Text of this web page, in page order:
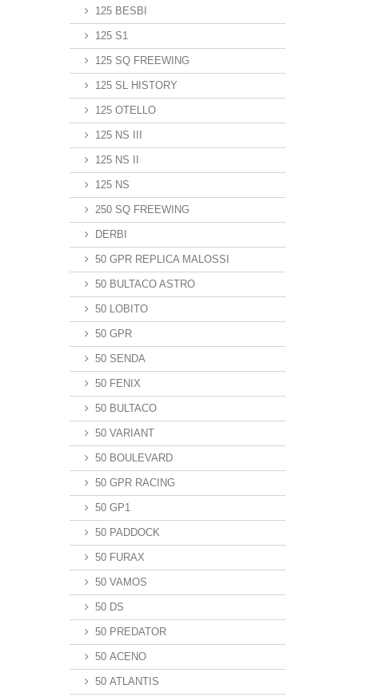
125 BESBI
125 S1
125 SQ FREEWING
125 SL HISTORY
125 OTELLO
125 NS III
125 NS II
125 NS
250 SQ FREEWING
DERBI
50 GPR REPLICA MALOSSI
50 BULTACO ASTRO
50 LOBITO
50 GPR
50 SENDA
50 FENIX
50 BULTACO
50 VARIANT
50 BOULEVARD
50 GPR RACING
50 GP1
50 PADDOCK
50 FURAX
50 VAMOS
50 DS
50 PREDATOR
50 ACENO
50 ATLANTIS